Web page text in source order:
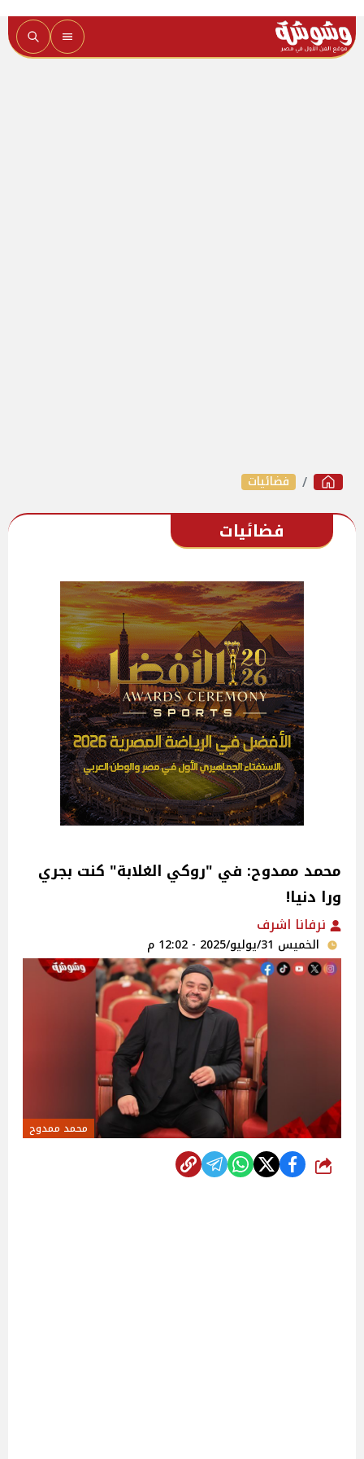
فضائيات
فضائيات
محمد ممدوح: في "روكي الغلابة" كنت بجري
ورا دنيا!‎
نرفانا اشرف
الخميس 31/يوليو/2025 - 12:02 م
محمد ممدوح
شارك